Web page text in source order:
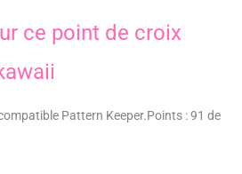
ce point de croix
Pattern Keeper.Points : 91 de